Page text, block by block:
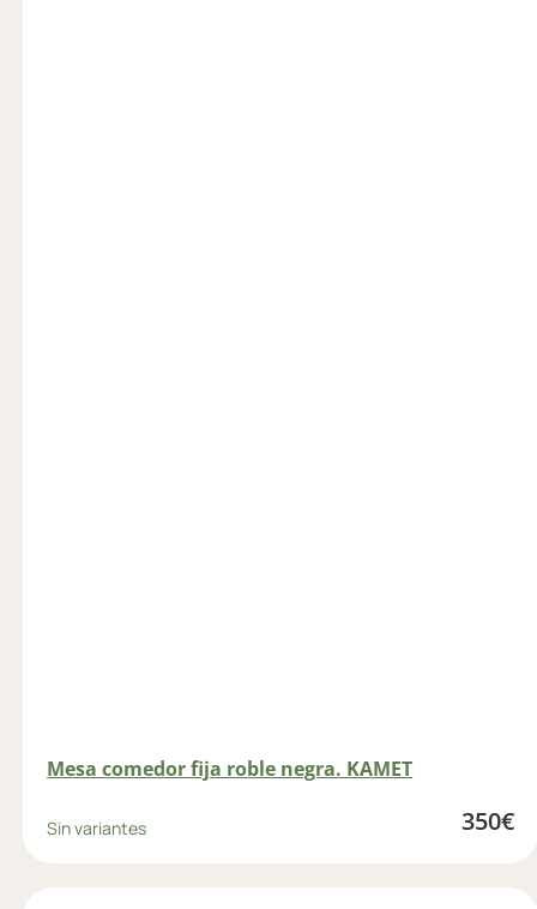
Mesa comedor fija roble negra. KAMET
Sin variantes 350€